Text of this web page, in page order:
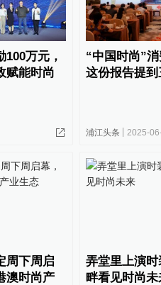
万元，
赋能时尚
“中国时尚”
这份报告提
浦江头条 2025-
周下周启
澳时尚产
弄堂里上演
畔看见时尚未